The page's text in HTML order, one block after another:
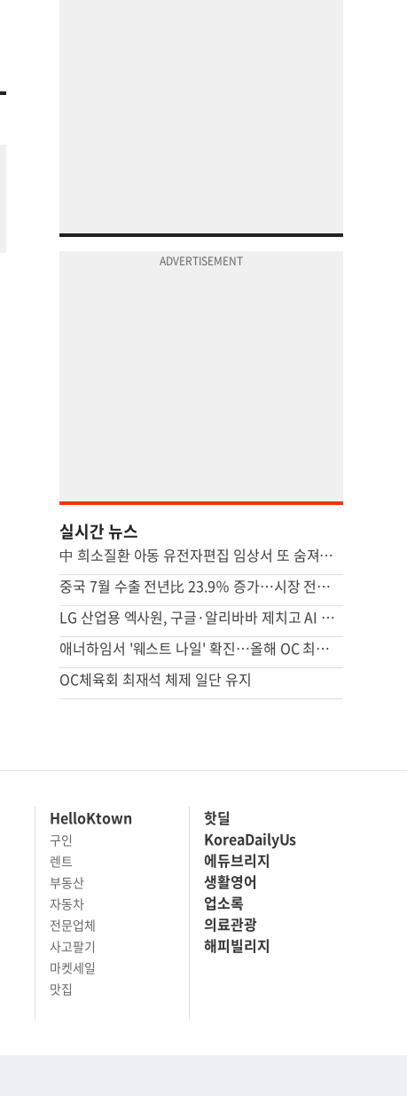
실시간 뉴스
中 희소질환 아동 유전자편집 임상서 또 숨져…안전성 논란 확산
중국 7월 수출 전년比 23.9％ 증가…시장 전망 넘어서
LG 산업용 엑사원, 구글·알리바바 제치고 AI 모델 성능 평가 1위
애너하임서 '웨스트 나일' 확진…올해 OC 최초 인체 감염 사례
OC체육회 최재석 체제 일단 유지
HelloKtown
구인
렌트
부동산
자동차
전문업체
사고팔기
마켓세일
맛집
핫딜
KoreaDailyUs
에듀브리지
생활영어
업소록
의료관광
해피빌리지